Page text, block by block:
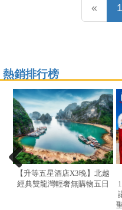
« 1
熱銷排行榜
【升等五星酒店X3晚】北越
經典雙龍灣輕奢無購物五日